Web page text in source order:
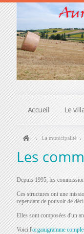
Accueil Le
La municipalité
Les
Depuis 1995, les
Ces structures ont une
cependant de pouvoir de
Elles sont composées d'un
Voici l'organigramme